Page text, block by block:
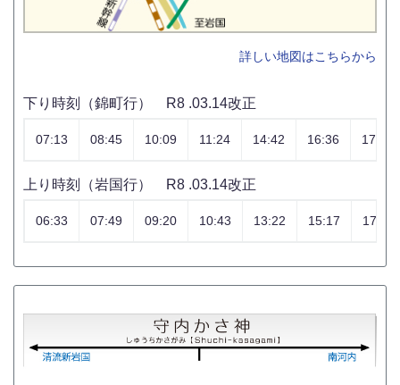
詳しい地図はこちらから
下り時刻（錦町行） R8 .03.14改正
07:13 08:45 10:09 11:24 14:42 16:36 17:59
上り時刻（岩国行） R8 .03.14改正
06:33 07:49 09:20 10:43 13:22 15:17 17:12